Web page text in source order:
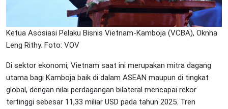
Ketua Asosiasi Pelaku Bisnis Vietnam-Kamboja (VCBA), Oknha
Leng Rithy. Foto: VOV
Di sektor ekonomi, Vietnam saat ini merupakan mitra dagang
utama bagi Kamboja baik di dalam ASEAN maupun di tingkat
global, dengan nilai perdagangan bilateral mencapai rekor
tertinggi sebesar 11,33 miliar USD pada tahun 2025. Tren